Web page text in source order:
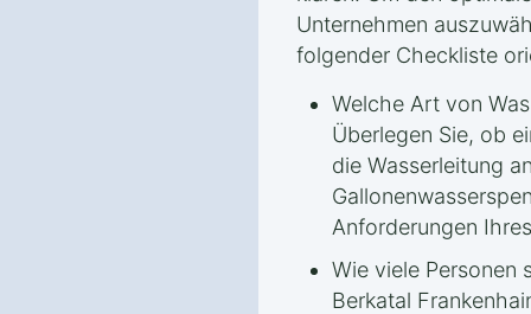
Unternehmen
folgender Checkliste
Welche Art von
Überlegen Sie, ob
die Wasserleitung
Anforderungen
Wie viele Personen
Berkatal